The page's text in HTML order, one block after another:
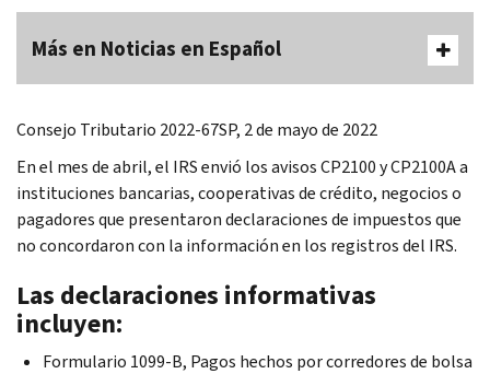
Más en Noticias en Español
Consejo Tributario 2022-67SP, 2 de mayo de 2022
En el mes de abril, el IRS envió los avisos CP2100 y CP2100A a
instituciones bancarias, cooperativas de crédito, negocios o
pagadores que presentaron declaraciones de impuestos que
no concordaron con la información en los registros del IRS.
Las declaraciones informativas
incluyen:
Formulario 1099-B, Pagos hechos por corredores de bolsa